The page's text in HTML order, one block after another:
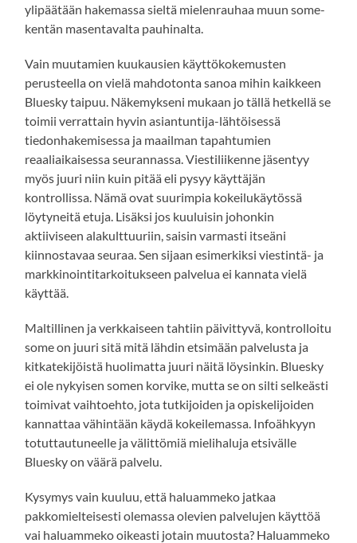
ylipäätään hakemassa sieltä mielenrauhaa muun some-
kentän masentavalta pauhinalta.
Vain muutamien kuukausien käyttökokemusten
perusteella on vielä mahdotonta sanoa mihin kaikkeen
Bluesky taipuu. Näkemykseni mukaan jo tällä hetkellä se
toimii verrattain hyvin asiantuntija-lähtöisessä
tiedonhakemisessa ja maailman tapahtumien
reaaliaikaisessa seurannassa. Viestiliikenne jäsentyy
myös juuri niin kuin pitää eli pysyy käyttäjän
kontrollissa. Nämä ovat suurimpia kokeilukäytössä
löytyneitä etuja. Lisäksi jos kuuluisin johonkin
aktiiviseen alakulttuuriin, saisin varmasti itseäni
kiinnostavaa seuraa. Sen sijaan esimerkiksi viestintä- ja
markkinointitarkoitukseen palvelua ei kannata vielä
käyttää.
Maltillinen ja verkkaiseen tahtiin päivittyvä, kontrolloitu
some on juuri sitä mitä lähdin etsimään palvelusta ja
kitkatekijöistä huolimatta juuri näitä löysinkin. Bluesky
ei ole nykyisen somen korvike, mutta se on silti selkeästi
toimivat vaihtoehto, jota tutkijoiden ja opiskelijoiden
kannattaa vähintään käydä kokeilemassa. Infoähkyyn
totuttautuneelle ja välittömiä mielihaluja etsivälle
Bluesky on väärä palvelu.
Kysymys vain kuuluu, että haluammeko jatkaa
pakkomielteisesti olemassa olevien palvelujen käyttöä
vai haluammeko oikeasti jotain muutosta? Haluammeko